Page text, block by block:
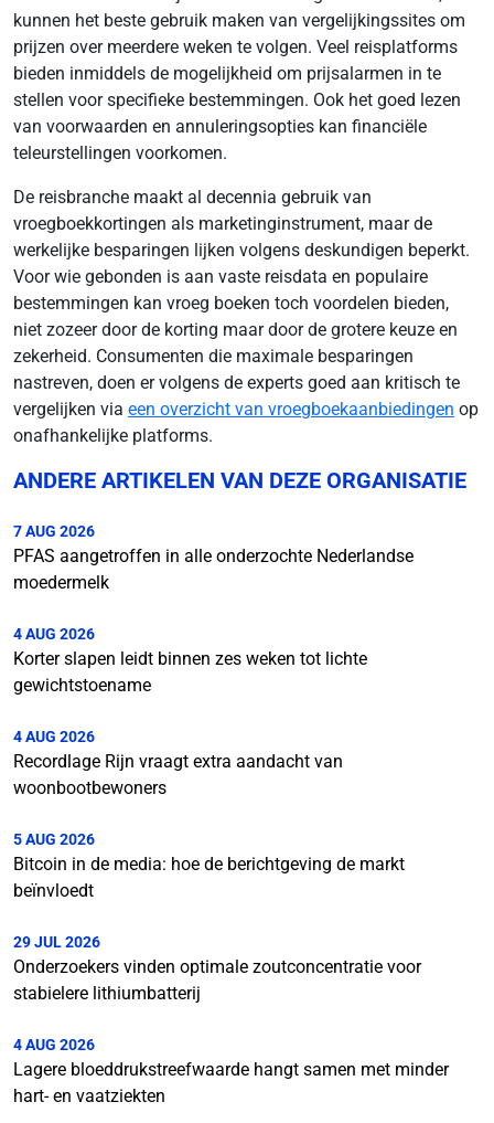
kunnen het beste gebruik maken van vergelijkingssites om
prijzen over meerdere weken te volgen. Veel reisplatforms
bieden inmiddels de mogelijkheid om prijsalarmen in te
stellen voor specifieke bestemmingen. Ook het goed lezen
van voorwaarden en annuleringsopties kan financiële
teleurstellingen voorkomen.
De reisbranche maakt al decennia gebruik van
vroegboekkortingen als marketinginstrument, maar de
werkelijke besparingen lijken volgens deskundigen beperkt.
Voor wie gebonden is aan vaste reisdata en populaire
bestemmingen kan vroeg boeken toch voordelen bieden,
niet zozeer door de korting maar door de grotere keuze en
zekerheid. Consumenten die maximale besparingen
nastreven, doen er volgens de experts goed aan kritisch te
vergelijken via een overzicht van vroegboekaanbiedingen op
onafhankelijke platforms.
ANDERE ARTIKELEN VAN DEZE ORGANISATIE
7 AUG 2026
PFAS aangetroffen in alle onderzochte Nederlandse
moedermelk
4 AUG 2026
Korter slapen leidt binnen zes weken tot lichte
gewichtstoename
4 AUG 2026
Recordlage Rijn vraagt extra aandacht van
woonbootbewoners
5 AUG 2026
Bitcoin in de media: hoe de berichtgeving de markt
beïnvloedt
29 JUL 2026
Onderzoekers vinden optimale zoutconcentratie voor
stabielere lithiumbatterij
4 AUG 2026
Lagere bloeddrukstreefwaarde hangt samen met minder
hart- en vaatziekten